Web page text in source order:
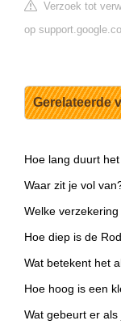
Verzoek tot
op
Gerelateerde
Hoe lang duurt
Waar zit je vol
Welke
Hoe diep is de
Wat betekent het
Hoe hoog is een
Wat gebeurt er